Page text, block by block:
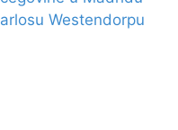
Westendorpu